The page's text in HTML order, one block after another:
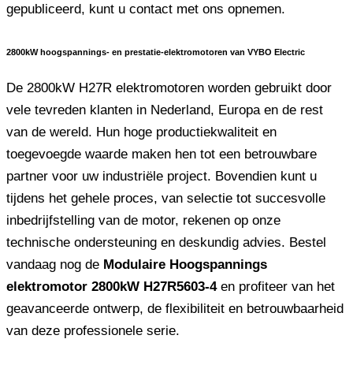
gepubliceerd, kunt u contact met ons opnemen.
2800kW hoogspannings- en prestatie-elektromotoren van VYBO Electric
De 2800kW H27R elektromotoren worden gebruikt door
vele tevreden klanten in Nederland, Europa en de rest
van de wereld. Hun hoge productiekwaliteit en
toegevoegde waarde maken hen tot een betrouwbare
partner voor uw industriële project. Bovendien kunt u
tijdens het gehele proces, van selectie tot succesvolle
inbedrijfstelling van de motor, rekenen op onze
technische ondersteuning en deskundig advies. Bestel
vandaag nog de Modulaire Hoogspannings
elektromotor 2800kW H27R5603-4en profiteer van het
geavanceerde ontwerp, de flexibiliteit en betrouwbaarheid
van deze professionele serie.